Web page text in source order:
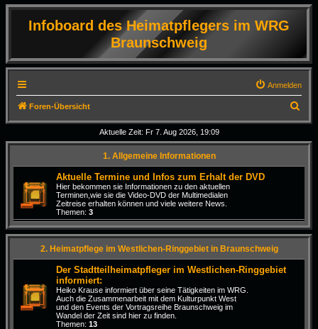
Infoboard des Heimatpflegers im WRG
Braunschweig
Anmelden
Foren-Übersicht
u
c
Aktuelle Zeit: Fr 7. Aug 2026, 19:09
1. Allgemeine Informationen
Aktuelle Termine und Infos zum Erhalt der DVD
Hier bekommen sie Informationen zu den aktuellen
Terminen,wie sie die Video-DVD der Multimedialen
Zeitreise erhalten können und viele weitere News.
Themen: 3
2. Heimatpflege im Westlichen-Ringgebiet in Braunschweig
Der Stadtteilheimatpfleger im Westlichen-Ringgebiet
informiert:
Heiko Krause informiert über seine Tätigkeiten im WRG.
Auch die Zusammenarbeit mit dem Kulturpunkt West
und den Events der Vortragsreihe Braunschweig im
Wandel der Zeit sind hier zu finden.
Themen: 13